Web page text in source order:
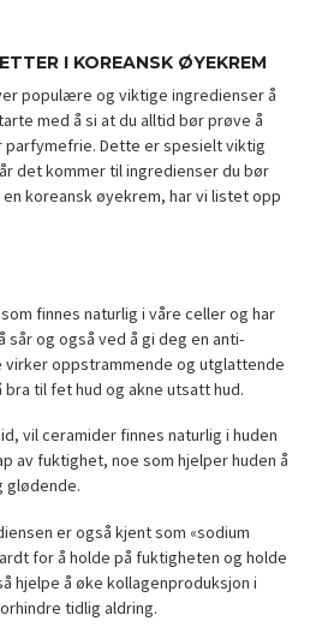
I KOREANSK ØYEKREM
populære og viktige ingredienser å
med å si at du alltid bør prøve å
Dette er spesielt viktig
det kommer til ingredienser du bør
koreansk øyekrem, har vi listet opp
finnes naturlig i våre celler og har
og også ved å gi deg en anti-
virker oppstrammende og utglattende
til fet hud og akne utsatt hud.
vil ceramider finnes naturlig i huden
av fuktighet, noe som hjelper huden å
glødende.
er også kjent som «sodium
for å holde på fuktigheten og holde
hjelpe å øke kollagenproduksjon i
tidlig aldring.